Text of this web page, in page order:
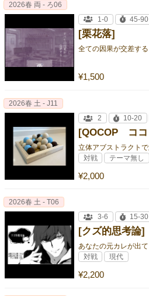
[栗花落]
¥1,500
2026春 両 - ろ06
1-0
45-90
[QOCOP ココ
立体アブストラクト
¥2,000
2026春 土 - J11
2
10-20
対戦 テーマ無し
[クズ的思考論]
あなたの元カレが出
¥2,200
2026春 土 - T06
3-6
15-30
対戦 現代